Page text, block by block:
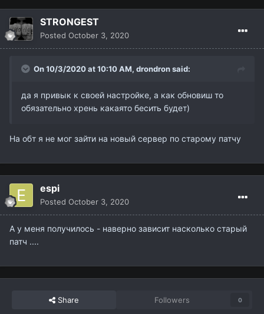
STRONGEST
Posted October 3, 2020
On 10/3/2020 at 10:10 AM, drondronsaid:
да я привык к своей настройке, а как обновиш то
обязательно хрень какаято бесить будет)
На обт я не мог зайти на новый сервер по старому патчу
espi
Posted October 3, 2020
А у меня получилось - наверно зависит насколько старый
патч ....
Share Followers 0